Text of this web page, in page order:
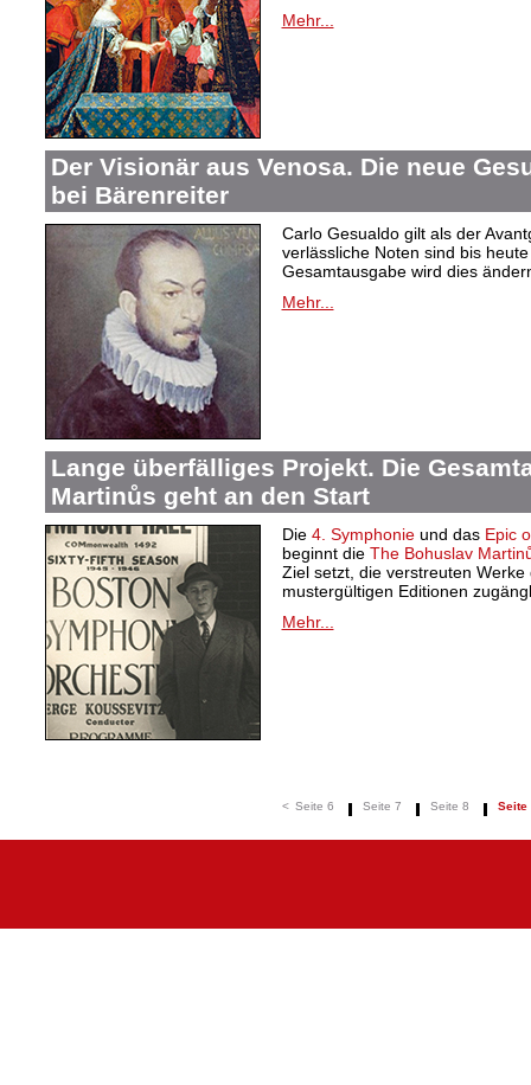
Mehr...
Der Visionär aus Venosa. Die neue
bei Bärenreiter
Carlo Gesualdo gilt als der
verlässliche Noten sind bis
Gesamtausgabe wird dies
Mehr...
Lange überfälliges Projekt. Die
Martinůs geht an den Start
Die 4. Symphonieund das Epic
beginnt die The Bohuslav
Ziel setzt, die verstreuten
mustergültigen Editionen
Mehr...
< Seite 6 Seite 7 Seite 8 Seite